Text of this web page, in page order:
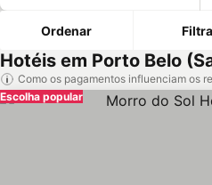
Ordenar
Hotéis em Porto Belo
Como os pagamentos influenciam os
Escolha popular